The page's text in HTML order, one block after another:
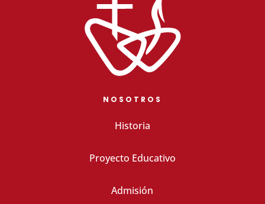
NOSOTROS
Historia
Proyecto Educativo
Admisión